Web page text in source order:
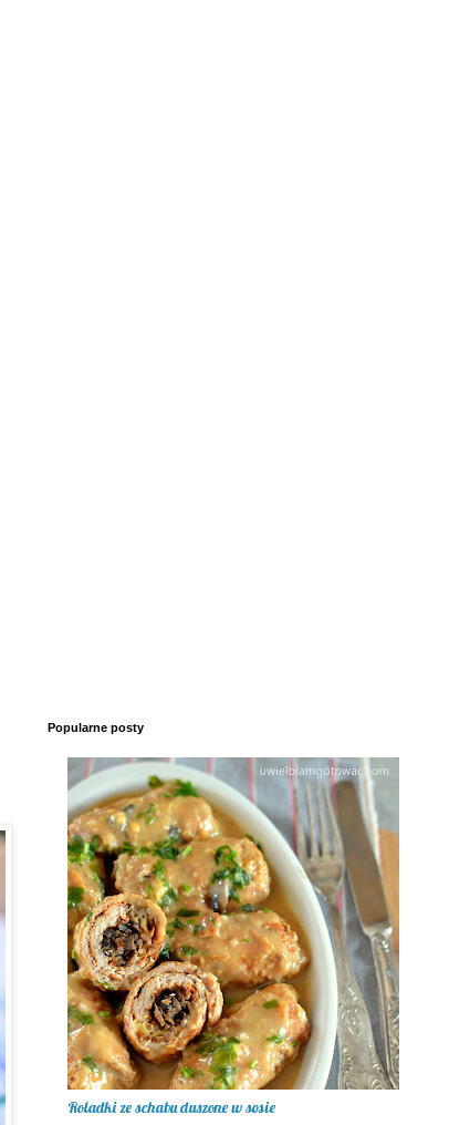
Popularne posty
Roladki ze schabu duszone w sosie